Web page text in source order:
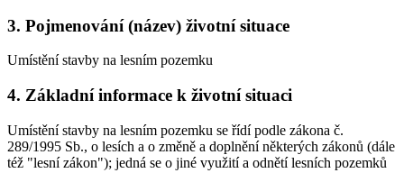
3. Pojmenování (název) životní situace
Umístění stavby na lesním pozemku
4. Základní informace k životní situaci
Umístění stavby na lesním pozemku se řídí podle zákona č.
289/1995 Sb., o lesích a o změně a doplnění některých zákonů (dále
též "lesní zákon"); jedná se o jiné využití a odnětí lesních pozemků